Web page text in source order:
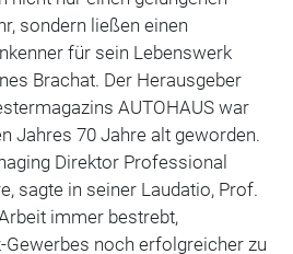
sondern ließen einen
für sein Lebenswerk
Brachat. Der Herausgeber
AUTOHAUS war
Jahres 70 Jahre alt geworden.
Direktor Professional
sagte in seiner Laudatio, Prof.
immer bestrebt,
Gewerbes noch erfolgreicher zu